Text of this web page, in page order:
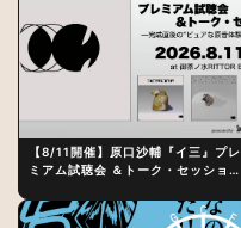
【8/11開催】原口沙輔『イ三』プレ
ミアム試聴会 ＆トーク・セッション
制作秘話